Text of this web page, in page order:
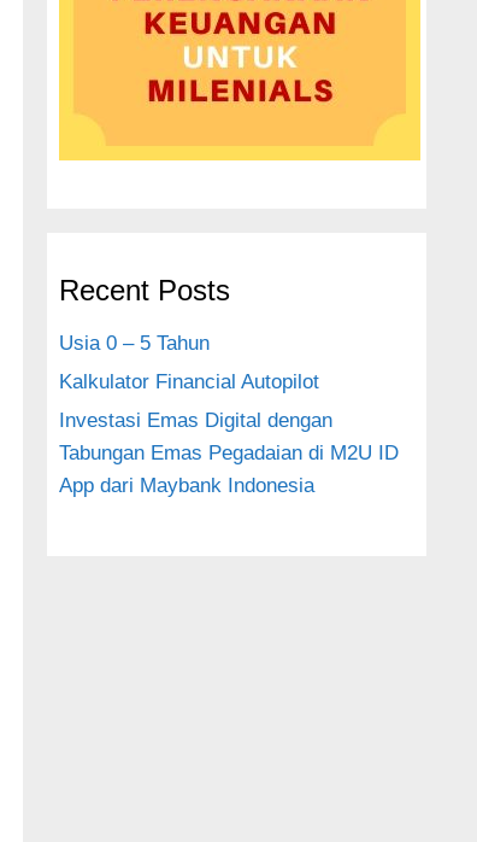
Recent Posts
Usia 0 – 5 Tahun
Kalkulator Financial Autopilot
Investasi Emas Digital dengan
Tabungan Emas Pegadaian di M2U ID
App dari Maybank Indonesia